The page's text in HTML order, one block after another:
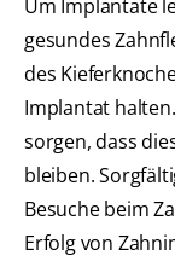
Um Implantate
gesundes
des
Implantat
sorgen, dass
bleiben.
Besuche beim
Erfolg von